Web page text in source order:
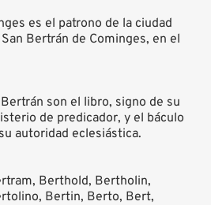
es el patrono de la ciudad
Bertrán de Cominges, en el
son el libro, signo de su
de predicador, y el báculo
autoridad eclesiástica.
Berthold, Bertholin,
Bertin, Berto, Bert,